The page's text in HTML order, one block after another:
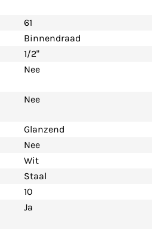
61
Binnendraad
1/2"
Nee
Nee
Glanzend
Nee
Wit
Staal
10
Ja